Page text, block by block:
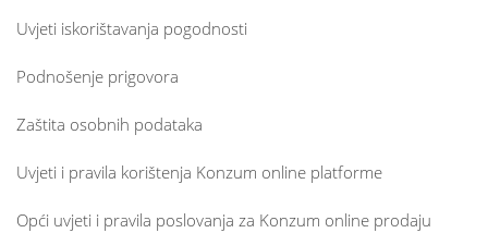
Uvjeti iskorištavanja pogodnosti
Podnošenje prigovora
Zaštita osobnih podataka
Uvjeti i pravila korištenja Konzum online platforme
Opći uvjeti i pravila poslovanja za Konzum online prodaju